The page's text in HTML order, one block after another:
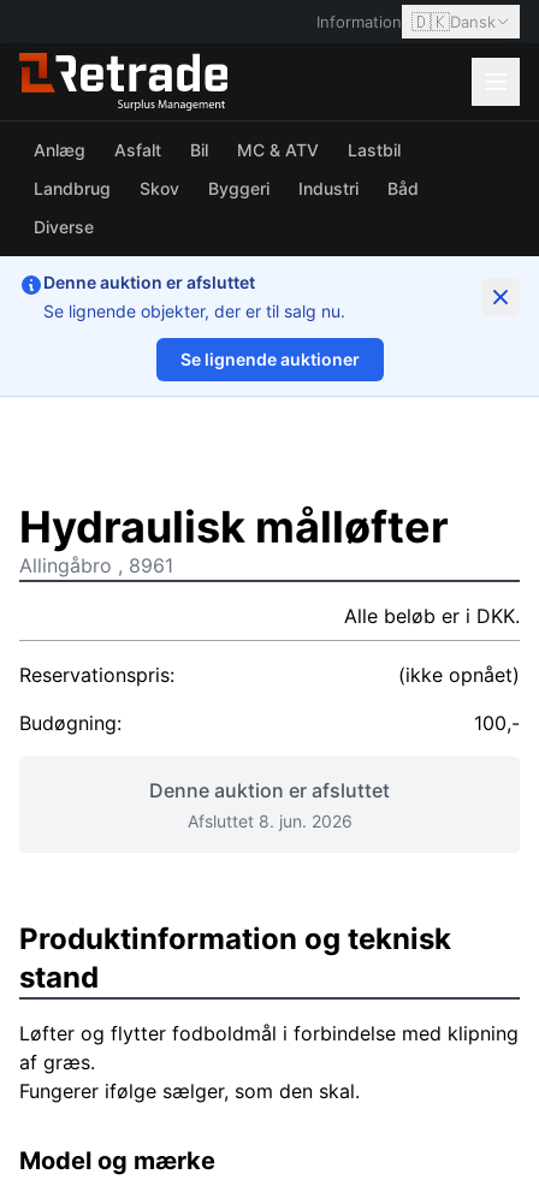
Information 🇩🇰Dansk
Anlæg Asfalt Bil MC & ATV
Lastbil
Landbrug
Skov Byggeri Industri
Båd
Diverse
Denne auktion er afsluttet
Se lignende objekter, der er til salg nu.
Se lignende auktioner
1/13
Hydraulisk målløfter
Allingåbro , 8961
Alle beløb er i DKK.
Reservationspris:
(ikke opnået)
Budøgning:
100,-
Denne auktion er afsluttet
Afsluttet 8. jun. 2026
Produktinformation og teknisk
stand
Løfter og flytter fodboldmål i forbindelse med klipning
af græs.
Fungerer ifølge sælger, som den skal.
Model og mærke